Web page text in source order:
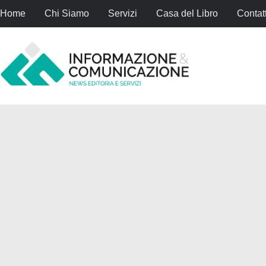
Home Chi Siamo Servizi Casa del Libro